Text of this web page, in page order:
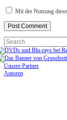
Mit der Nutzung
Unsere Partner
Autoren